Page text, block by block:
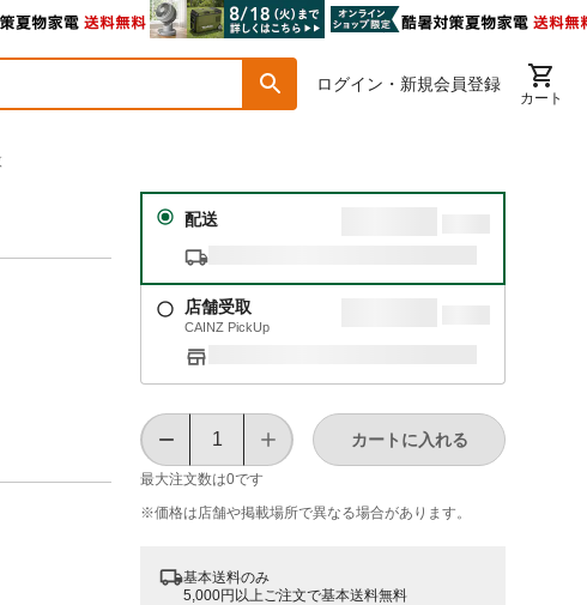
ログイン・新規会員登録
カート
配送
店舗受取
CAINZ PickUp
最大注文数は0です
カートに入れる
※価格は​店舗や​掲載場所で​異なる​場合が​あります。
基本送料のみ
5,000円以上ご注文で基本送料無料